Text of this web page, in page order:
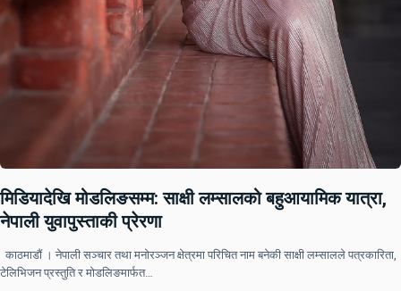
मिडियादेखि मोडलिङसम्म: साक्षी लम्सालको बहुआयामिक यात्रा,
नेपाली युवापुस्ताकी प्रेरणा
काठमाडौं । नेपाली सञ्चार तथा मनोरञ्जन क्षेत्रमा परिचित नाम बनेकी साक्षी लम्सालले पत्रकारिता,
टेलिभिजन प्रस्तुति र मोडलिङमार्फत…